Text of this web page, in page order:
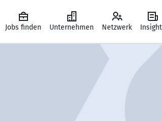
Jobs finden Unternehmen Netzwerk